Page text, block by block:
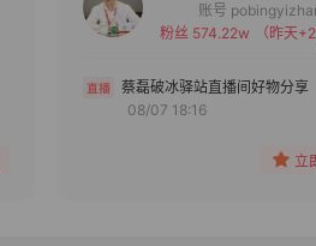
备注
分组
账号
粉丝 574.22w
（昨天
蔡磊破冰驿站直播间好物分享
08/07 18:16
立